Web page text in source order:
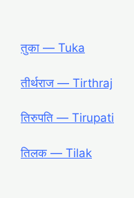
तुका ― Tuka
तीर्थराज ― Tirthraj
तिरुपति ― Tirupati
तिलक ― Tilak